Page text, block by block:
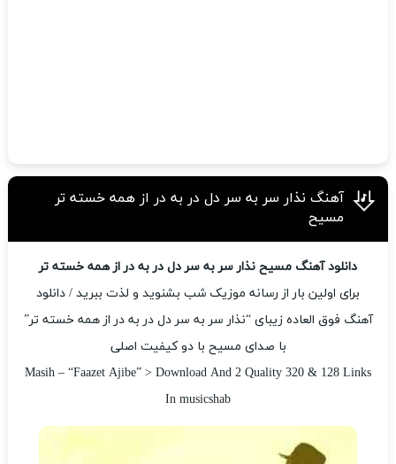
آهنگ نذار سر به سر دل در به در از همه خسته تر
مسیح
دانلود آهنگ مسیح نذار سر به سر دل در به در از همه خسته تر
برای اولین بار از رسانه موزیک شب بشنوید و لذت ببرید / دانلود
آهنگ فوق العاده زیبای “نذار سر به سر دل در به در از همه خسته تر”
با صدای مسیح با دو کیفیت اصلی
Masih – “Faazet Ajibe” > Download And 2 Quality 320 & 128 Links
In musicshab